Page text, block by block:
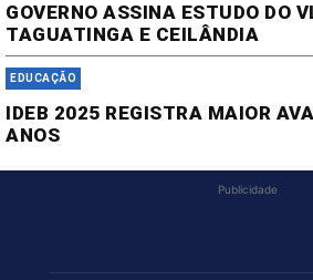
GOVERNO ASSINA ESTUDO DO
TAGUATINGA E CEILÂNDIA
EDUCAÇÃO
IDEB 2025 REGISTRA MAIOR
ANOS
Publicidade